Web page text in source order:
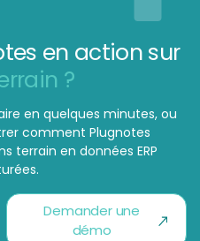
en action sur
?
en quelques minutes, ou
comment Plugnotes
terrain en données ERP
Demander une
démo